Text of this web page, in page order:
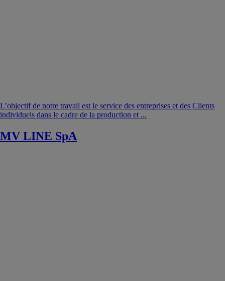
L’objectif de notre travail est le service des entreprises et des Clients
individuels dans le cadre de la production et ...
MV LINE SpA